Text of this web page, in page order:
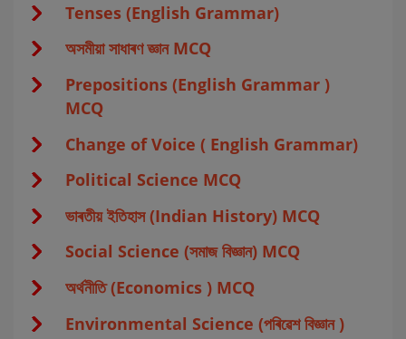
Tenses (English Grammar)
অসমীয়া সাধাৰণ জ্ঞান MCQ
Prepositions (English Grammar )
MCQ
Change of Voice ( English Grammar)
Political Science MCQ
ভাৰতীয় ইতিহাস (Indian History) MCQ
Social Science (সমাজ বিজ্ঞান) MCQ
অর্থনীতি (Economics ) MCQ
Environmental Science (পৰিৱেশ বিজ্ঞান )